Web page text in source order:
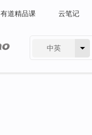
有道精品课 云笔记
中英